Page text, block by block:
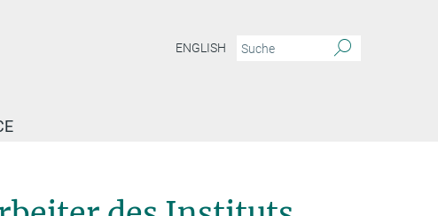
ENGLISH